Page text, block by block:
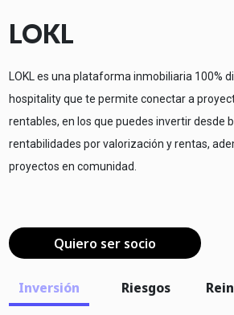
LOKL
LOKL es una plataforma inmobiliaria 100%
hospitality que te permite conectar a
rentables, en los que puedes invertir desde
rentabilidades por valorización y rentas,
proyectos en comunidad.
Quiero ser socio
Inversión Riesgos